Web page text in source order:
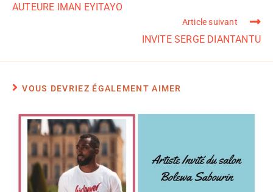
AUTEURE IMAN EYITAYO
Article suivant
INVITE SERGE DIANTANTU
VOUS DEVRIEZ ÉGALEMENT AIMER